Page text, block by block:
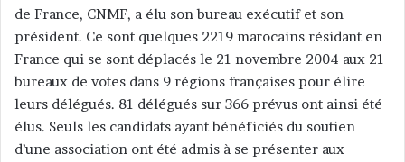
o
y
e
r
u
n
c
de France, CNMF, a élu son bureau exécutif et son
président. Ce sont quelques 2219 marocains résidant en
France qui se sont déplacés le 21 novembre 2004 aux 21
bureaux de votes dans 9 régions françaises pour élire
leurs délégués. 81 délégués sur 366 prévus ont ainsi été
élus. Seuls les candidats ayant bénéficiés du soutien
d’une association ont été admis à se présenter aux